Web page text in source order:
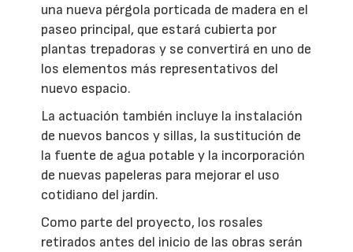
una nueva pérgola porticada de madera en el
paseo principal, que estará cubierta por
plantas trepadoras y se convertirá en uno de
los elementos más representativos del
nuevo espacio.
La actuación también incluye la instalación
de nuevos bancos y sillas, la sustitución de
la fuente de agua potable y la incorporación
de nuevas papeleras para mejorar el uso
cotidiano del jardín.
Como parte del proyecto, los rosales
retirados antes del inicio de las obras serán